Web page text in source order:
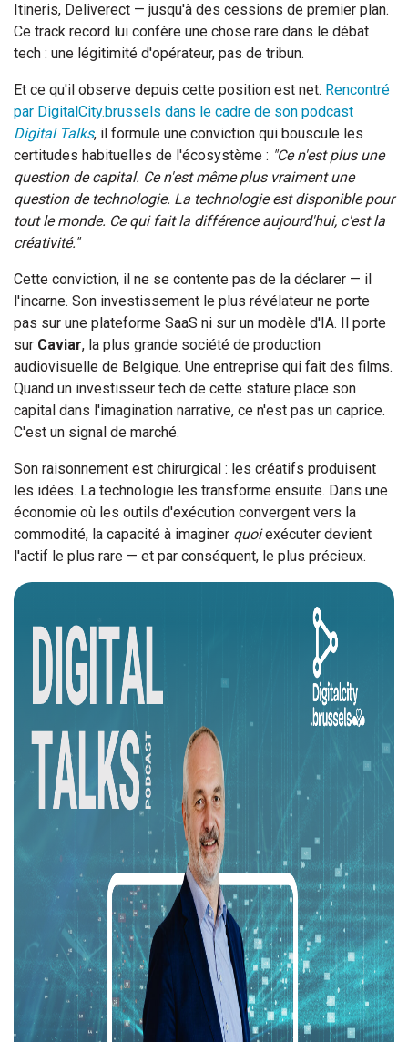
Itineris, Deliverect — jusqu'à des cessions de premier plan.
Ce track record lui confère une chose rare dans le débat
tech : une légitimité d'opérateur, pas de tribun.
Et ce qu'il observe depuis cette position est net. Rencontré
par DigitalCity.brussels dans le cadre de son podcast
Digital Talks, il formule une conviction qui bouscule les
certitudes habituelles de l'écosystème : "Ce n'est plus une
question de capital. Ce n'est même plus vraiment une
question de technologie. La technologie est disponible pour
tout le monde. Ce qui fait la différence aujourd'hui, c'est la
créativité."
Cette conviction, il ne se contente pas de la déclarer — il
l'incarne. Son investissement le plus révélateur ne porte
pas sur une plateforme SaaS ni sur un modèle d'IA. Il porte
sur Caviar, la plus grande société de production
audiovisuelle de Belgique. Une entreprise qui fait des films.
Quand un investisseur tech de cette stature place son
capital dans l'imagination narrative, ce n'est pas un caprice.
C'est un signal de marché.
Son raisonnement est chirurgical : les créatifs produisent
les idées. La technologie les transforme ensuite. Dans une
économie où les outils d'exécution convergent vers la
commodité, la capacité à imaginer quoiexécuter devient
l'actif le plus rare — et par conséquent, le plus précieux.